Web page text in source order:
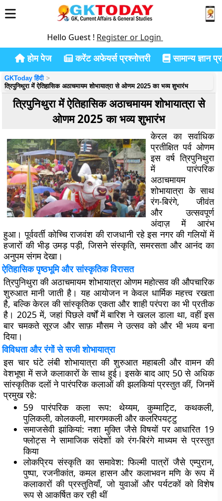
Hello Guest ! Register or Login
होम पेज करेंट अफेयर्स प्रश्नोत्तरी सामान्य ज्ञान
GKToday हिंदी
त्रिपुनिथुरा में ऐतिहासिक अठाचमायम शोभायात्रा से ओणम 2025 का भव्य शुभारंभ
त्रिपुनिथुरा में ऐतिहासिक अठाचमायम शोभायात्रा से
ओणम 2025 का भव्य शुभारंभ
केरल का सर्वाधिक
प्रतीक्षित पर्व ओणम
इस वर्ष त्रिपुनिथुरा
में पारंपरिक
अठाचमायम
शोभायात्रा के साथ
रंग-बिरंगे, जीवंत
और उत्सवपूर्ण
अंदाज़ में आरंभ
हुआ। पूर्ववर्ती कोच्चि राजवंश की राजधानी रहे इस नगर की गलियों में
हजारों की भीड़ उमड़ पड़ी, जिसने संस्कृति, समरसता और आनंद का
अनुपम संगम देखा।
ऐतिहासिक पृष्ठभूमि और सांस्कृतिक विरासत
त्रिपुनिथुरा की अठाचमायम शोभायात्रा ओणम महोत्सव की औपचारिक
शुरुआत मानी जाती है। यह आयोजन न केवल धार्मिक महत्त्व रखता
है, बल्कि केरल की सांस्कृतिक एकता और शाही परंपरा का भी प्रतीक
है। 2025 में, जहां पिछले वर्षों में बारिश ने खलल डाला था, वहीं इस
बार चमकते सूरज और साफ़ मौसम ने उत्सव को और भी भव्य बना
दिया।
विविधता और रंगों से सजी शोभायात्रा
इस चार घंटे लंबी शोभायात्रा की शुरुआत महाबली और वामन की
वेशभूषा में सजे कलाकारों के साथ हुई। इसके बाद आए 50 से अधिक
सांस्कृतिक दलों ने पारंपरिक कलाओं की झलकियां प्रस्तुत कीं, जिनमें
प्रमुख रहे:
59 पारंपरिक कला रूप: थेय्यम, कुम्माट्टि, कथकली,
पुलिकली, कोलकली, मारगमकली और कलरिपयट्टु
समाजसेवी झांकियां: नशा मुक्ति जैसे विषयों पर आधारित 19
फ्लोट्स ने सामाजिक संदेशों को रंग-बिरंगे माध्यम से प्रस्तुत
किया
लोकप्रिय संस्कृति का समावेश: फिल्मी पात्रों जैसे एम्पुरान,
पुष्पा, रजनीकांत, कमल हासन और कलाभवन मणि के रूप में
कलाकारों की प्रस्तुतियाँ, जो युवाओं और पर्यटकों को विशेष
रूप से आकर्षित कर रही थीं